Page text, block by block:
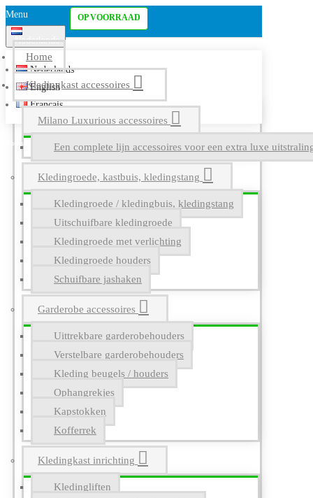
Menu
Nederlands
Nederlands
English
Français
Home
Kledingkast accessoires
Milano Luxurious accessoires
Een complete lijn accessoires voor een extra luxe
Kledingroede, kastbuis, kledingstang
Kledingroede / kledingbuis, kledingstang
Uitschuifbare kledingroede
Kledingroede met verlichting
Kledingroede houders
Schuifbare jashaken
Garderobe accessoires
Uittrekbare garderobehouders
Verstelbare garderobehouders
Kleding beugels / houders
Ophangrekjes
Kapstokken
Kofferrek
Kledingkast inrichting
Kledingliften
OP VOORRAAD